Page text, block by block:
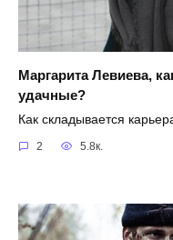
Маргарита Левиева,
удачные?
Как складывается
2 5.8к.